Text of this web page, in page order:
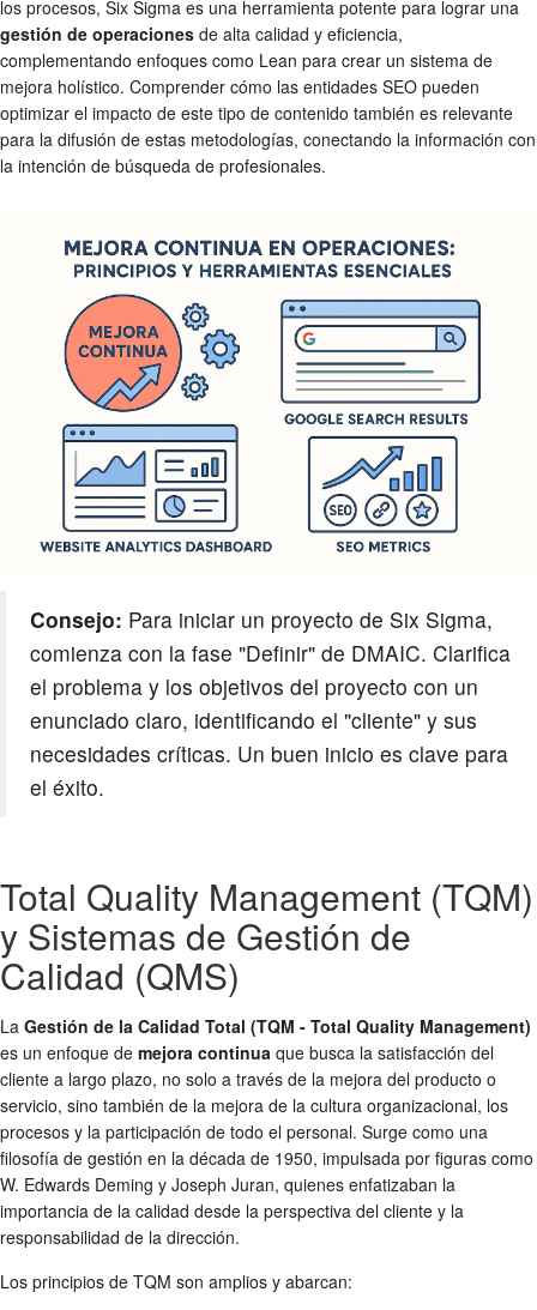
los procesos, Six Sigma es una herramienta potente para lograr una
gestión de operaciones de alta calidad y eficiencia,
complementando enfoques como Lean para crear un sistema de
mejora holístico. Comprender cómo las entidades SEO pueden
optimizar el impacto de este tipo de contenido también es relevante
para la difusión de estas metodologías, conectando la información con
la intención de búsqueda de profesionales.
Consejo: Para iniciar un proyecto de Six Sigma,
comienza con la fase "Definir" de DMAIC. Clarifica
el problema y los objetivos del proyecto con un
enunciado claro, identificando el "cliente" y sus
necesidades críticas. Un buen inicio es clave para
el éxito.
Total Quality Management (TQM)
y Sistemas de Gestión de
Calidad (QMS)
La Gestión de la Calidad Total (TQM - Total Quality Management)
es un enfoque de mejora continua que busca la satisfacción del
cliente a largo plazo, no solo a través de la mejora del producto o
servicio, sino también de la mejora de la cultura organizacional, los
procesos y la participación de todo el personal. Surge como una
filosofía de gestión en la década de 1950, impulsada por figuras como
W. Edwards Deming y Joseph Juran, quienes enfatizaban la
importancia de la calidad desde la perspectiva del cliente y la
responsabilidad de la dirección.
Los principios de TQM son amplios y abarcan: